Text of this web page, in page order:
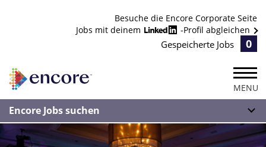
Besuche die Encore Corporate Seite
Jobs mit deinem
-Profil abgleichen
Gespeicherte Jobs 0
MENU
Encore Jobs suchen